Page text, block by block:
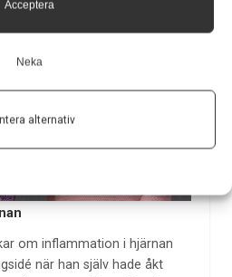
Acceptera
Neka
alternativ
om inflammation i hjärnan
när han själv hade åkt